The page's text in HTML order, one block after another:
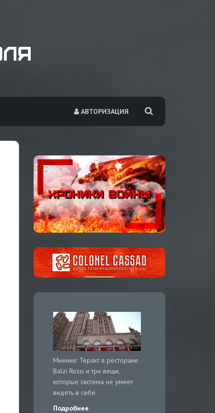
АВТОРИЗАЦИЯ
Мнение: Теракт в ресторане
Balzi Rossi и три вещи,
которые система не умеет
видеть в себе
Подробнее